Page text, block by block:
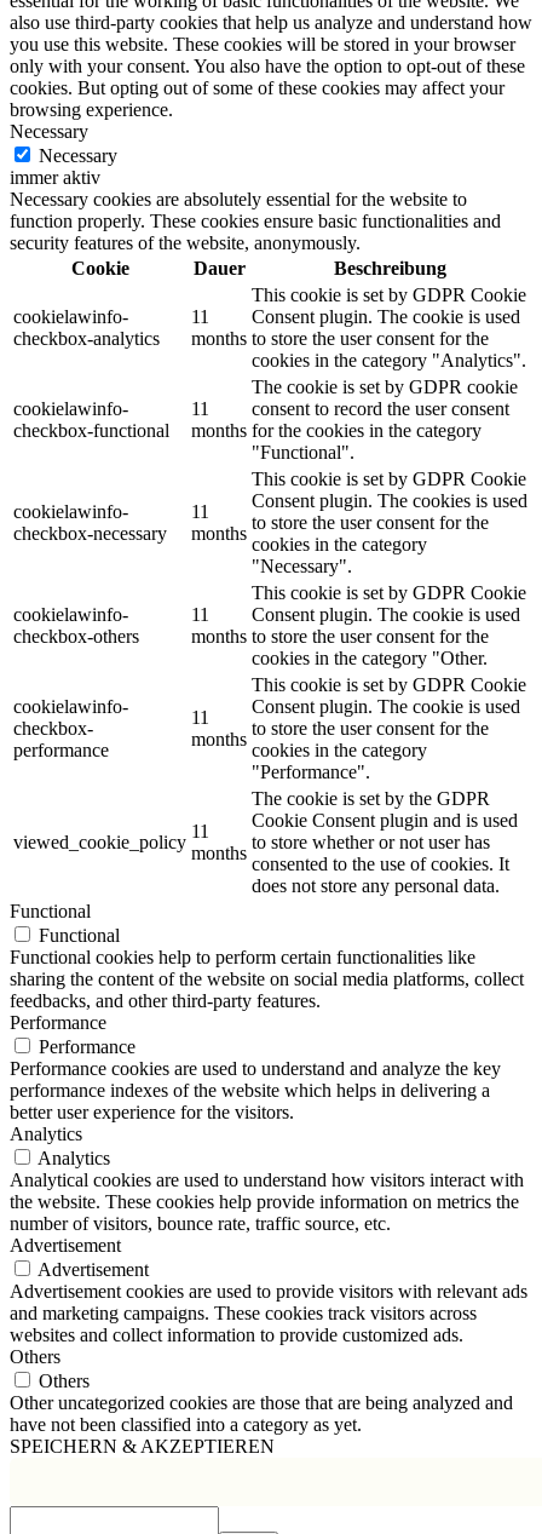
also use third-party cookies that help us analyze and understand how
you use this website. These cookies will be stored in your browser
only with your consent. You also have the option to opt-out of these
cookies. But opting out of some of these cookies may affect your
browsing experience.
Necessary
Necessary
immer aktiv
Necessary cookies are absolutely essential for the website to
function properly. These cookies ensure basic functionalities and
security features of the website, anonymously.
Cookie
Dauer Beschreibung
cookielawinfo-
checkbox-analytics
11
months
This cookie is set by GDPR Cookie
Consent plugin. The cookie is used
to store the user consent for the
cookies in the category "Analytics".
cookielawinfo-
checkbox-functional
11
months
The cookie is set by GDPR cookie
consent to record the user consent
for the cookies in the category
"Functional".
cookielawinfo-
checkbox-necessary
11
months
This cookie is set by GDPR Cookie
Consent plugin. The cookies is used
to store the user consent for the
cookies in the category
"Necessary".
cookielawinfo-
checkbox-others
11
months
This cookie is set by GDPR Cookie
Consent plugin. The cookie is used
to store the user consent for the
cookies in the category "Other.
cookielawinfo-
checkbox-
performance
11
months
This cookie is set by GDPR Cookie
Consent plugin. The cookie is used
to store the user consent for the
cookies in the category
"Performance".
viewed_cookie_policy
11
months
The cookie is set by the GDPR
Cookie Consent plugin and is used
to store whether or not user has
consented to the use of cookies. It
does not store any personal data.
Functional
Functional
Functional cookies help to perform certain functionalities like
sharing the content of the website on social media platforms, collect
feedbacks, and other third-party features.
Performance
Performance
Performance cookies are used to understand and analyze the key
performance indexes of the website which helps in delivering a
better user experience for the visitors.
Analytics
Analytics
Analytical cookies are used to understand how visitors interact with
the website. These cookies help provide information on metrics the
number of visitors, bounce rate, traffic source, etc.
Advertisement
Advertisement
Advertisement cookies are used to provide visitors with relevant ads
and marketing campaigns. These cookies track visitors across
websites and collect information to provide customized ads.
Others
Others
Other uncategorized cookies are those that are being analyzed and
have not been classified into a category as yet.
SPEICHERN & AKZEPTIEREN